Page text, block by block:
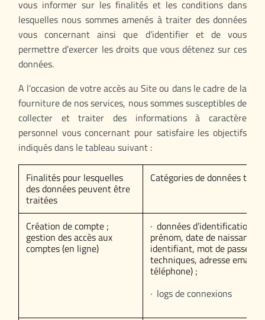
vous informer sur les finalités et les conditions dans
lesquelles nous sommes amenés à traiter des données
vous concernant ainsi que d’identifier et de vous
permettre d’exercer les droits que vous détenez sur ces
données.
A l’occasion de votre accès au Site ou dans le cadre de la
fourniture de nos services, nous sommes susceptibles de
collecter et traiter des informations à caractère
personnel vous concernant pour satisfaire les objectifs
indiqués dans le tableau suivant :
Finalités pour lesquelles
des données peuvent être
traitées
Catégories de données
Création de compte ;
gestion des accès aux
comptes (en ligne)
· données d’identification
prénom, date de naissance,
identifiant, mot de passe,
techniques, adresse email,
téléphone) ;
· logs de connexions